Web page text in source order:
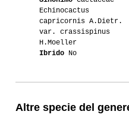
Echinocactus
capricornis A.Dietr.
var. crassispinus
H.Moeller
Ibrido No
Altre specie del